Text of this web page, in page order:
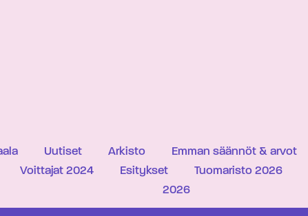
Uutiset Arkisto Emman säännöt & arvot
Voittajat 2024 Esitykset Tuomaristo 2026
2026